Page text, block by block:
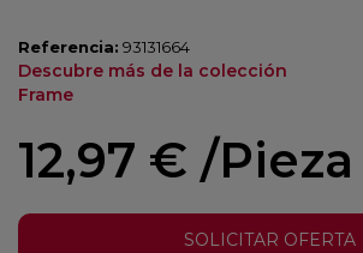
Referencia: 93131664
Descubre más de la colección
Frame
12,97 € /Pieza
SOLICITAR OFERTA